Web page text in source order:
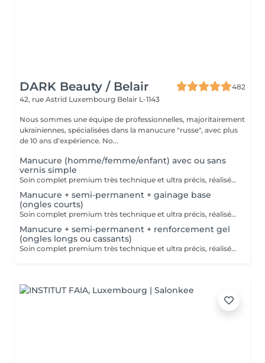
DARK Beauty / Belair
482
42, rue Astrid Luxembourg Belair L-1143
Nous sommes une équipe de professionnelles, majoritairement
ukrainiennes, spécialisées dans la manucure "russe", avec plus
de 10 ans d'expérience. No...
Manucure (homme/femme/enfant) avec ou sans
vernis simple
Soin complet premium très technique et ultra précis, réalisé principalement à la ponceuse afin d'obtenir un contour d'ongle parfaitement net et une application du vernis au plus près, voire légèrement sous la cuticule. Cette technique permet de retarder visuellement la repousse d'environ 10 jours. Résultat visuel : -Ongles extrêmement soignés, contours nets, forme impeccable -Effet Instagram / photo studio : propre, précis, sans petites peaux apparentes Contenu de la prestation : -Dépose de l'ancien vernis semi-permanent et/ou gel (si besoin, choisissez dans cet écran svp cette option de réservation) -Préparation très minutieuse de la plaque de l'ongle -Elimination des peaux mortes -Façonner et limer les ongles -Traitement délicat des cuticules -Application d'un vernis simple transparent (si vous le souhaitez) OU application de votre propre vernis simple (si besoin, choisissez dans cet écran svp cette option de réservation) -Application d'huile pour cuticules et de crème pour les mains
Manucure + semi-permanent + gainage base
(ongles courts)
Soin complet premium très technique et ultra précis, réalisé principalement à la ponceuse afin d'obtenir un contour d'ongle parfaitement net et une application du vernis au plus près, voire légèrement sous la cuticule. Cette technique permet de retarder visuellement la repousse d'environ 10 jours. Résultat visuel : -Ongles extrêmement soignés, contours nets, forme impeccable -Effet Instagram / photo studio : propre, précis, sans petites peaux apparentes Nous incluons un gainage en base, conseillé pour les ongles courts et en bon état. Une solution idéale pour des ongles impeccables et durables : -Tenue moyenne : Jusqu'à 4 semaines !!!! Contenu de la prestation -> 80€ : -Dépose de l'ancien vernis semi-permanent et/ou gel (si besoin, déjà inclus dans ce prix/service) -Préparation très minutieuse de la plaque de l'ongle -Elimination des peaux mortes -Façonner et limer les ongles -Traitement délicat des cuticules -Gainage en base -Application du vernis semi-permanent -Application d'huile pour cuticules et de crème pour les mains Optionnel : -Prix par ongle pour extension jusqu'à 5 ongles (réservez svp "AVEC décoration simple" dans ce cas) +3€ par ongle -Prix par ongle pour décoration jusqu'à 5 ongles (réservez svp "AVEC décoration simple" dans ce cas) +3€ par ongle -Prix pour décoration simple (French, Chrome, Baby Boomer, Cat Eyes, Stickers, Foil) 6-10 ongles -> +20€ -Prix pour décoration complexe (3D, Dessins à la mains, Stamping, French avec Chrome, Baby Boomer avec Chrome, French avec Cat Eyes) 6-10 ongles -> +30€
Manucure + semi-permanent + renforcement gel
(ongles longs ou cassants)
Soin complet premium très technique et ultra précis, réalisé principalement à la ponceuse afin d'obtenir un contour d'ongle parfaitement net et une application du vernis au plus près, voire légèrement sous la cuticule. Cette technique permet de retarder visuellement la repousse d'environ 10 jours. Résultat visuel : -Ongles extrêmement soignés, contours nets, forme impeccable -Effet Instagram / photo studio : propre, précis, sans petites peaux apparentes Nous incluons un renforcement en gel, fortement conseillé pour les ongles longs, fragiles ou cassants. Une solution idéale pour des ongles impeccables et durables : -Tenue moyenne : Jusqu'à 4 semaines !!!! Contenu de la prestation -> 95 € : -Dépose de l'ancien vernis semi-permanent et/ou gel (si nécessaire, déjà incluse dans ce prix/service) -Préparation très minutieuse de la plaque de l'ongle -Élimination des peaux mortes -Mise en forme et limage des ongles -Traitement délicat des cuticules -Renforcement en gel -Correction de la forme naturelle des ongles (optionnel, réservez svp "AVEC décoration simple" dans ce cas) -Application du vernis semi-permanent -Application d'huile pour cuticules et de crème pour les mains Optionnel : -Prix par ongle pour extension jusqu'à 5 ongles (réservez svp "AVEC décoration simple" dans ce cas) +3€ par ongle -Prix par ongle pour décoration jusqu'à 5 ongles (réservez svp "AVEC décoration simple" dans ce cas) +3€ par ongle -Prix pour décoration simple (French, Chrome, Baby Boomer, Cat Eyes, Stickers, Foil) 6-10 ongles -> +20€ -Prix pour décoration complexe (3D, Dessins à la mains, Stamping, French avec Chrome, Baby Boomer avec Chrome, French avec Cat Eyes) 6-10 ongles -> +30€